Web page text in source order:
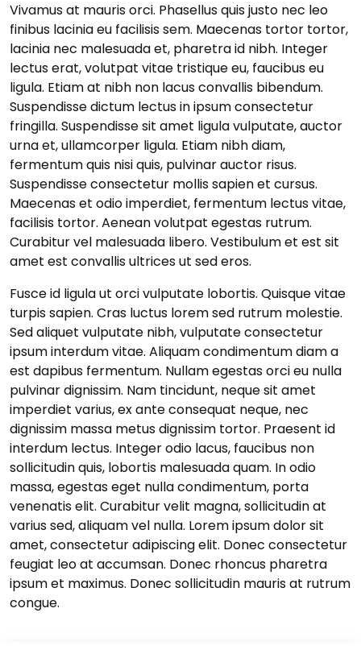
Vivamus at mauris orci. Phasellus quis justo nec leo
finibus lacinia eu facilisis sem. Maecenas tortor tortor,
lacinia nec malesuada et, pharetra id nibh. Integer
lectus erat, volutpat vitae tristique eu, faucibus eu
ligula. Etiam at nibh non lacus convallis bibendum.
Suspendisse dictum lectus in ipsum consectetur
fringilla. Suspendisse sit amet ligula vulputate, auctor
urna et, ullamcorper ligula. Etiam nibh diam,
fermentum quis nisi quis, pulvinar auctor risus.
Suspendisse consectetur mollis sapien et cursus.
Maecenas et odio imperdiet, fermentum lectus vitae,
facilisis tortor. Aenean volutpat egestas rutrum.
Curabitur vel malesuada libero. Vestibulum et est sit
amet est convallis ultrices ut sed eros.
Fusce id ligula ut orci vulputate lobortis. Quisque vitae
turpis sapien. Cras luctus lorem sed rutrum molestie.
Sed aliquet vulputate nibh, vulputate consectetur
ipsum interdum vitae. Aliquam condimentum diam a
est dapibus fermentum. Nullam egestas orci eu nulla
pulvinar dignissim. Nam tincidunt, neque sit amet
imperdiet varius, ex ante consequat neque, nec
dignissim massa metus dignissim tortor. Praesent id
interdum lectus. Integer odio lacus, faucibus non
sollicitudin quis, lobortis malesuada quam. In odio
massa, egestas eget nulla condimentum, porta
venenatis elit. Curabitur velit magna, sollicitudin at
varius sed, aliquam vel nulla. Lorem ipsum dolor sit
amet, consectetur adipiscing elit. Donec consectetur
feugiat leo at accumsan. Donec rhoncus pharetra
ipsum et maximus. Donec sollicitudin mauris at rutrum
congue.